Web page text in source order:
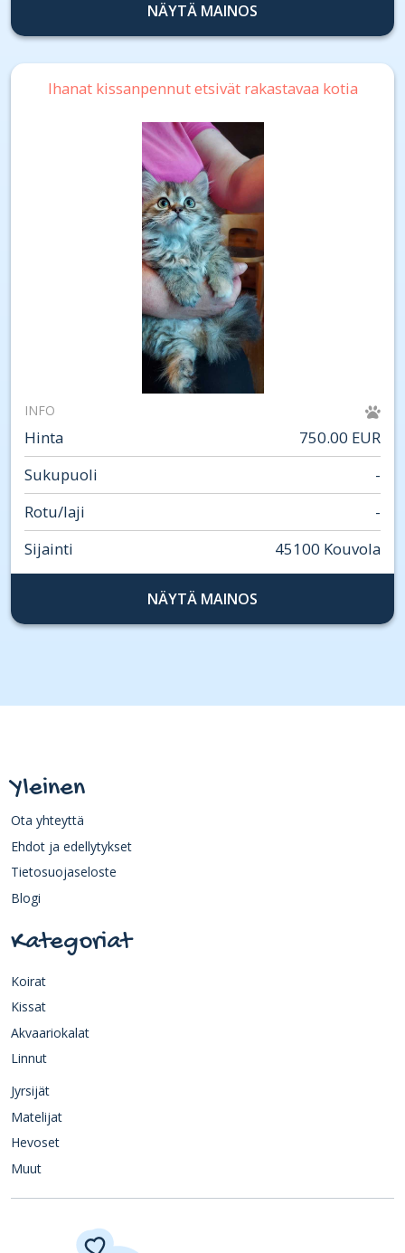
NÄYTÄ MAINOS
Ihanat kissanpennut etsivät rakastavaa kotia
INFO
Hinta
750.00 EUR
Sukupuoli
-
Rotu/laji
-
Sijainti
45100 Kouvola
NÄYTÄ MAINOS
Yleinen
Ota yhteyttä
Ehdot ja edellytykset
Tietosuojaseloste
Blogi
Kategoriat
Koirat
Kissat
Akvaariokalat
Linnut
Jyrsijät
Matelijat
Hevoset
Muut